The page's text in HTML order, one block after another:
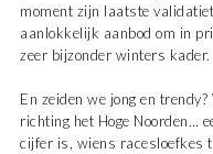
moment zijn laatste
aanlokkelijk aanbod om in
zeer bijzonder winters kader.
En zeiden we jong en
richting het Hoge Noorden…
cijfer is, wiens racesloefkes